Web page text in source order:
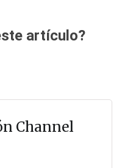
artículo?
Channel